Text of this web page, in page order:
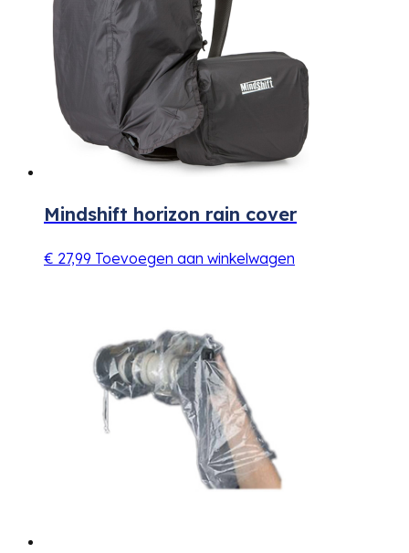
Mindshift horizon rain cover
€ 27,99 Toevoegen aan winkelwagen